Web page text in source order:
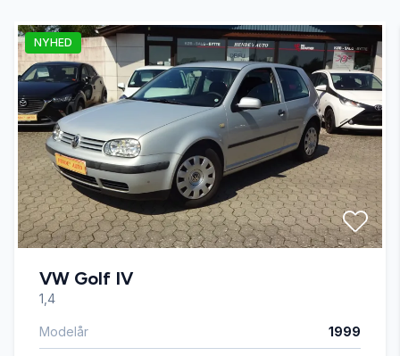
NYHED
VW Golf IV
1,4
Modelår 1999